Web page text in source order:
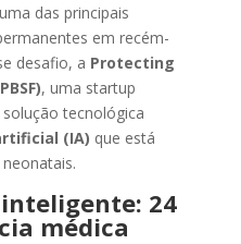
das principais
em recém-
desafio, a Protecting
, uma startup
tecnológica
(IA) que está
24
médica